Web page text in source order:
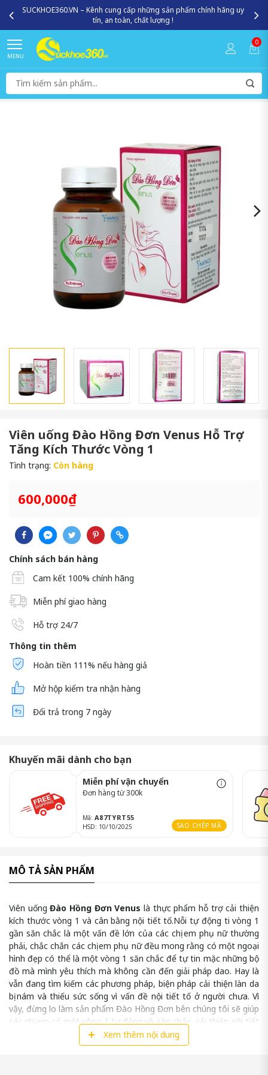
SUCKHOE360.VN – Kênh cung cấp những sản phẩm chính hãng uy
tín, an toàn, chất lượng !
MENU
0
Viên uống Đào Hồng Đơn Venus Hỗ Trợ
Tăng Kích Thước Vòng 1
Tình trạng: Còn hàng
600,000₫
Chính sách bán hàng
Cam kết 100% chính hãng
Miễn phí giao hàng
Hỗ trợ 24/7
Thông tin thêm
Hoàn tiền 111% nếu hàng giả
Mở hộp kiểm tra nhận hàng
Đổi trả trong 7 ngày
Khuyến mãi dành cho bạn
Miễn phí vận chuyển
Đơn hàng từ 300k
Mã: A87TYRT55
HSD: 10/10/2025 SAO CHÉP MÃ
MÔ TẢ SẢN PHẨM
Viên uốngĐào Hồng Đơn Venus là thực phẩm hỗ trợ cải thiện
kích thước vòng 1 và cân bằng nội tiết tố.Nỗi tự động ti vòng 1
gần săn chắc là một vấn đề lớn của các chị em phụ nữ thường
phải, chắc chắn các chị em phụ nữ đều mong rằng có một ngoại
hình đẹp có thể là một vòng 1 săn chắc để tự tin mặc những bộ
đồ mà mình yêu thích mà không cần đến giải pháp dao. Hay là
vẫn đang tìm kiếm các phương pháp, biện pháp cải thiện làn da
bị nám và thiếu sức sống vì vấn đề nội tiết tố ở người chưa. Vì
vậy, đừng lo làm sản phẩm Đào Hồng Đơn bên chúng tôi sẽ giúp
các chị em có một vòng 1 tự động và săn chắc, cải thiện nội tiết
Xem thêm nội dung